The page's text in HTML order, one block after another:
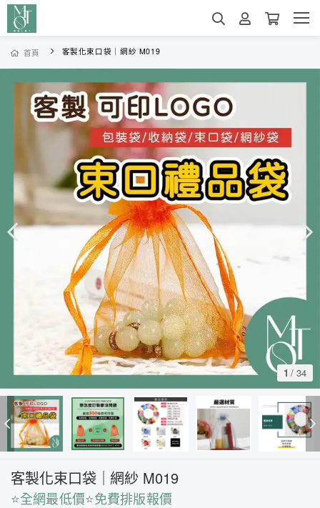
首頁 客製化束口袋｜網紗 M019
1 / 34
客製化束口袋｜網紗 M019
⭐全網最低價⭐免費排版報價